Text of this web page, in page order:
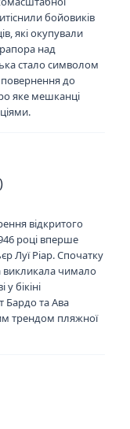
бойовиків
які окупували
над
стало символом
до
яке мешканці
відкритого
році вперше
Луї Ріар. Спочатку
викликала чимало
бікіні
Бардо та Ава
трендом пляжної